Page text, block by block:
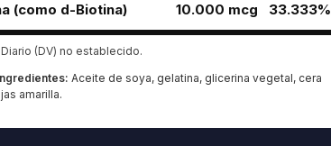
(como d-Biotina) 10.000 mcg 33.333%
(DV) no establecido.
Aceite de soya, gelatina, glicerina vegetal, cera
amarilla.